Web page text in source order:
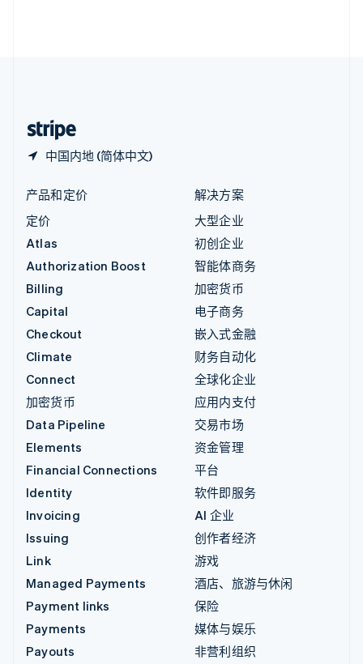
中国内地 (简体中文)
产品和定价
定价
Atlas
Authorization Boost
Billing
Capital
Checkout
Climate
Connect
加密货币
Data Pipeline
Elements
Financial Connections
Identity
Invoicing
Issuing
Link
Managed Payments
Payment links
Payments
Payouts
解决方案
大型企业
初创企业
智能体商务
加密货币
电子商务
嵌入式金融
财务自动化
全球化企业
应用内支付
交易市场
资金管理
平台
软件即服务
AI 企业
创作者经济
游戏
酒店、旅游与休闲
保险
媒体与娱乐
非营利组织